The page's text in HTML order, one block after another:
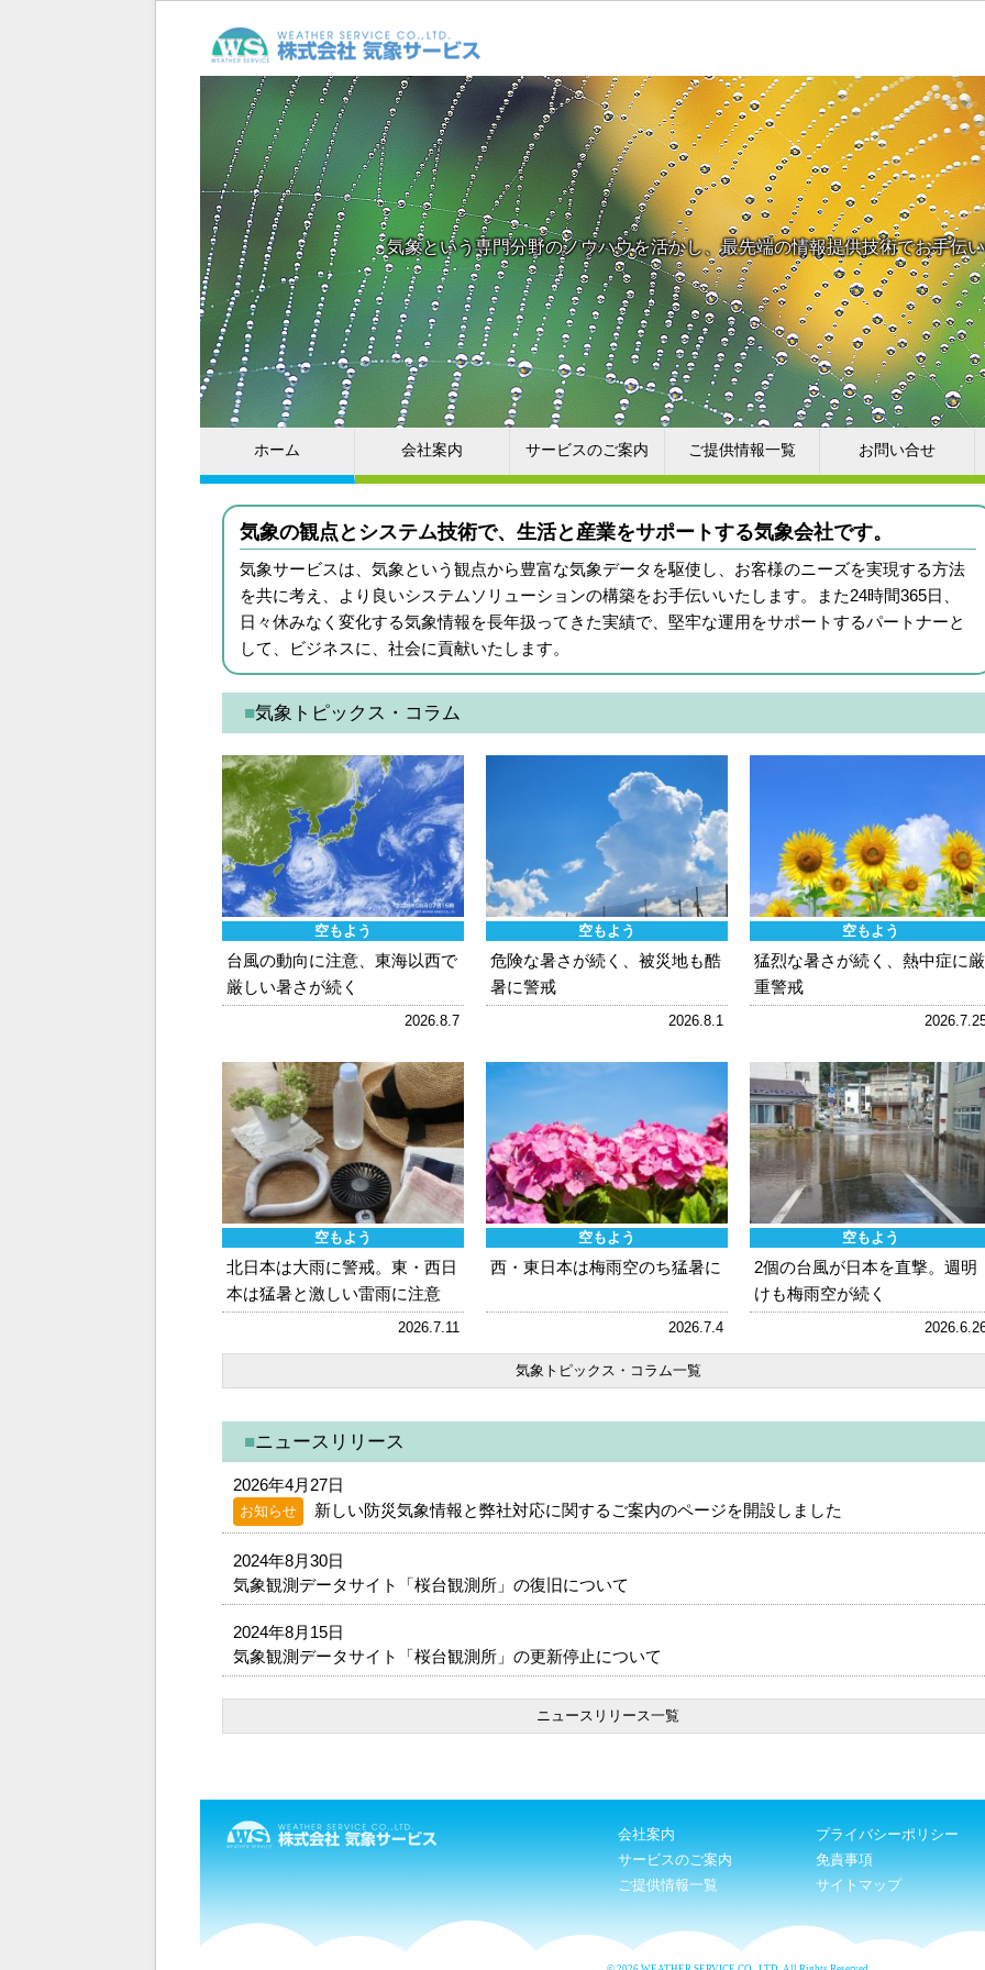
気象という専門分野のノウハウを活かし、最先端の情報提供技術でお手伝
ホーム 会社案内 サービスのご案内 ご提供情報一覧 お問い合せ
気象の観点とシステム技術で、生活と産業をサポートする気象会社です。
気象サービスは、気象という観点から豊富な気象データを駆使し、お客様のニーズを実現する方法
を共に考え、より良いシステムソリューションの構築をお手伝いいたします。また24時間365日、
日々休みなく変化する気象情報を長年扱ってきた実績で、堅牢な運用をサポートするパートナーと
して、ビジネスに、社会に貢献いたします。
■気象トピックス・コラム
空もよう
台風の動向に注意、東海以西で
厳しい暑さが続く
2026.8.7
空もよう
危険な暑さが続く、被災地も酷
暑に警戒
2026.8.1
空もよう
猛烈な暑さが続く、熱中症に厳
重警戒
空もよう
北日本は大雨に警戒。東・西日
本は猛暑と激しい雷雨に注意
2026.7.11
空もよう
西・東日本は梅雨空のち猛暑に
2026.7.4
空もよう
2個の台風が日本を直撃。週明
けも梅雨空が続く
気象トピックス・コラム一覧
■ニュースリリース
2026年4月27日
お知らせ 新しい防災気象情報と弊社対応に関するご案内のページを開設しました
2024年8月30日
気象観測データサイト「桜台観測所」の復旧について
2024年8月15日
気象観測データサイト「桜台観測所」の更新停止について
ニュースリリース一覧
会社案内
サービスのご案内
ご提供情報一覧
プライバシーポリシー
免責事項
サイトマップ